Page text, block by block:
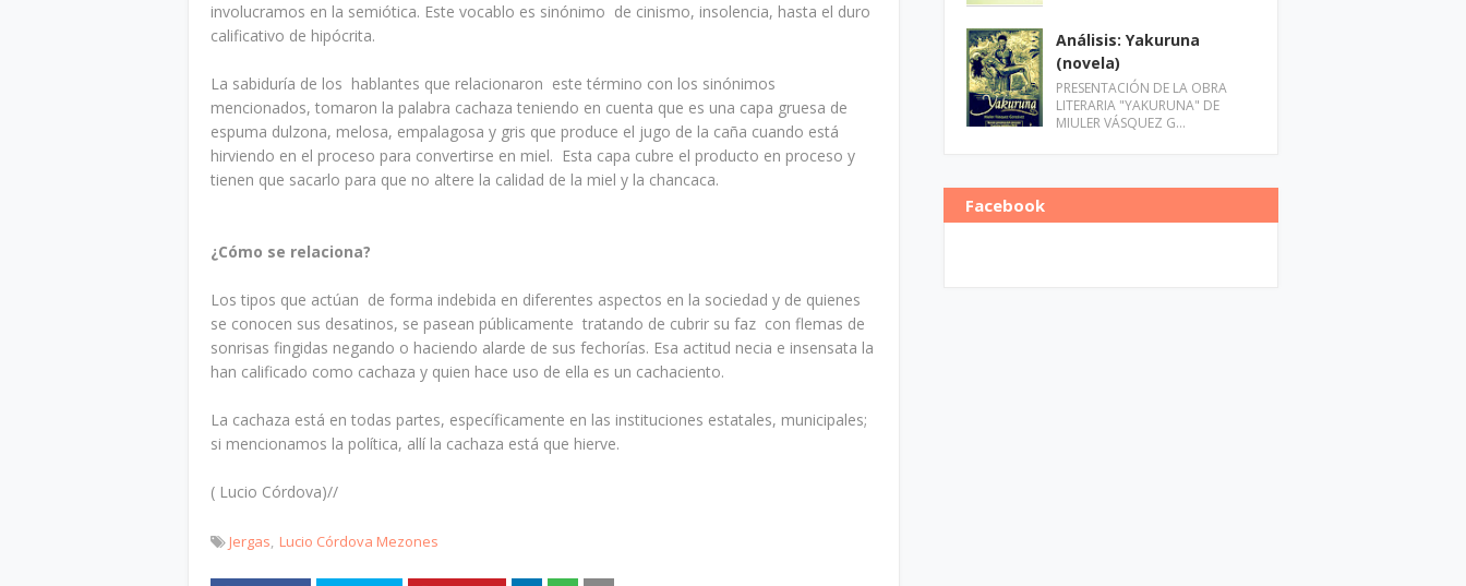
involucramos en la semiótica. Este vocablo es sinónimo de cinismo, insolencia, hasta el duro
calificativo de hipócrita.
La sabiduría de los hablantes que relacionaron este término con los sinónimos
mencionados, tomaron la palabra cachaza teniendo en cuenta que es una capa gruesa de
espuma dulzona, melosa, empalagosa y gris que produce el jugo de la caña cuando está
hirviendo en el proceso para convertirse en miel. Esta capa cubre el producto en proceso y
tienen que sacarlo para que no altere la calidad de la miel y la chancaca.
¿Cómo se relaciona?
Los tipos que actúan de forma indebida en diferentes aspectos en la sociedad y de quienes
se conocen sus desatinos, se pasean públicamente tratando de cubrir su faz con flemas de
sonrisas fingidas negando o haciendo alarde de sus fechorías. Esa actitud necia e insensata la
han calificado como cachaza y quien hace uso de ella es un cachaciento.
La cachaza está en todas partes, específicamente en las instituciones estatales, municipales;
si mencionamos la política, allí la cachaza está que hierve.
( Lucio Córdova)//
Jergas Lucio Córdova Mezones
Análisis: Yakuruna
(novela)
PRESENTACIÓN DE LA OBRA
LITERARIA "YAKURUNA" DE
MIULER VÁSQUEZ G…
Facebook